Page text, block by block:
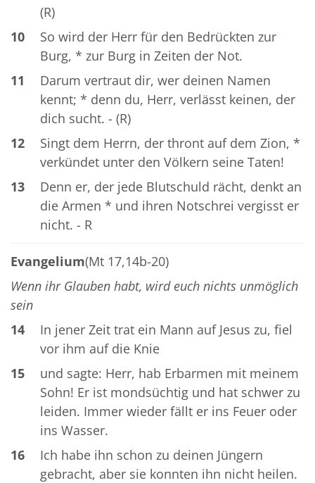
(R)
10
So wird der Herr für den Bedrückten zur
Burg, * zur Burg in Zeiten der Not.
11
Darum vertraut dir, wer deinen Namen
kennt; * denn du, Herr, verlässt keinen, der
dich sucht. - (R)
12
Singt dem Herrn, der thront auf dem Zion, *
verkündet unter den Völkern seine Taten!
13
Denn er, der jede Blutschuld rächt, denkt an
die Armen * und ihren Notschrei vergisst er
nicht. - R
Evangelium(Mt 17,14b-20)
Wenn ihr Glauben habt, wird euch nichts unmöglich
sein
14
In jener Zeit trat ein Mann auf Jesus zu, fiel
vor ihm auf die Knie
15
und sagte: Herr, hab Erbarmen mit meinem
Sohn! Er ist mondsüchtig und hat schwer zu
leiden. Immer wieder fällt er ins Feuer oder
ins Wasser.
16
Ich habe ihn schon zu deinen Jüngern
gebracht, aber sie konnten ihn nicht heilen.